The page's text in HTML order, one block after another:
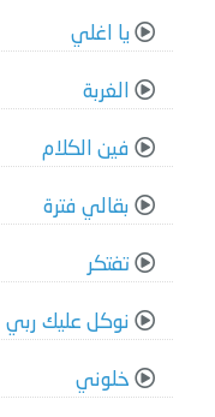
يا اغلي
الغربة
فين الكلام
بقالي فترة
تفتكر
نوكل عليك ربي
خلوني